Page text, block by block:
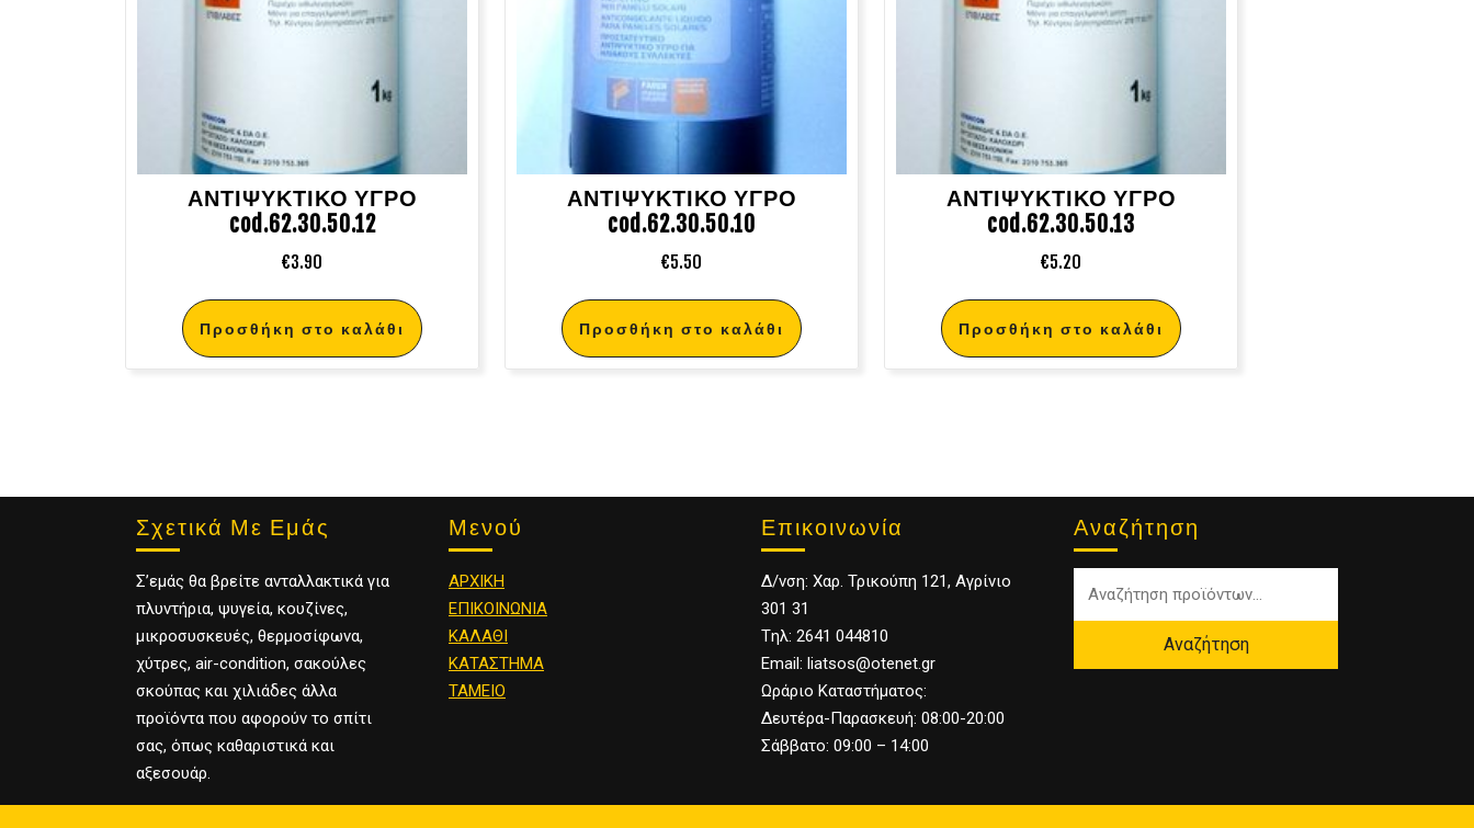
ΑΝΤΙΨΥΚΤΙΚΟ ΥΓΡΟ
cod.62.30.50.12
€3.90
Προσθήκη στο καλάθι
ΑΝΤΙΨΥΚΤΙΚΟ ΥΓΡΟ
cod.62.30.50.10
€5.50
Προσθήκη στο καλάθι
ΑΝΤΙΨΥΚΤΙΚΟ ΥΓΡΟ
cod.62.30.50.13
€5.20
Προσθήκη στο καλάθι
Σχετικά Με Εμάς
Σ’εμάς θα βρείτε ανταλλακτικά για
πλυντήρια, ψυγεία, κουζίνες,
μικροσυσκευές, θερμοσίφωνα,
χύτρες, air-condition, σακούλες
σκούπας και χιλιάδες άλλα
προϊόντα που αφορούν το σπίτι
σας, όπως καθαριστικά και
αξεσουάρ.
Μενού
ΑΡΧΙΚΗ
ΕΠΙΚΟΙΝΩΝΙΑ
ΚΑΛΑΘΙ
ΚΑΤΑΣΤΗΜΑ
ΤΑΜΕΙΟ
Επικοινωνία
Δ/νση: Χαρ. Τρικούπη 121, Αγρίνιο
301 31
Tηλ: 2641 044810
Email: liatsos@otenet.gr
Ωράριο Καταστήματος:
Δευτέρα-Παρασκευή: 08:00-20:00
Σάββατο: 09:00 – 14:00
Αναζήτηση
Αναζήτηση